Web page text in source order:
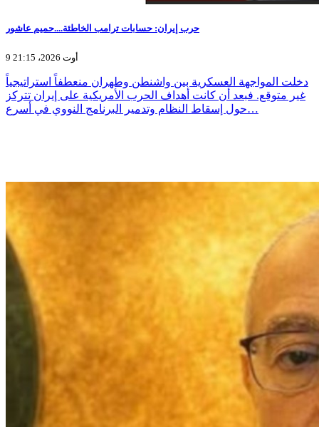
حرب إيران: حسابات ترامب الخاطئة....حميم عاشور
9 أوت 2026، 21:15
دخلت المواجهة العسكرية بين واشنطن وطهران منعطفاً استراتيجياً
غير متوقع. فبعد أن كانت أهداف الحرب الأمريكية على إيران تتركز
حول إسقاط النظام وتدمير البرنامج النووي في أسرع…